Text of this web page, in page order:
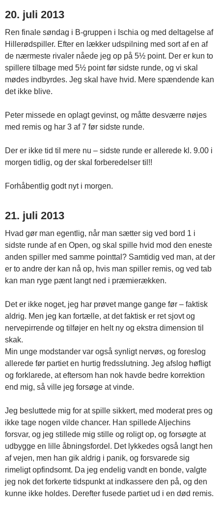
20. juli 2013
Ren finale søndag i B-gruppen i Ischia og med deltagelse af
Hillerødspiller. Efter en lækker udspilning med sort af en af
de nærmeste rivaler nåede jeg op på 5½ point. Der er kun to
spillere tilbage med 5½ point før sidste runde, og vi skal
mødes indbyrdes. Jeg skal have hvid. Mere spændende kan
det ikke blive.
Peter missede en oplagt gevinst, og måtte desværre nøjes
med remis og har 3 af 7 før sidste runde.
Der er ikke tid til mere nu – sidste runde er allerede kl. 9.00 i
morgen tidlig, og der skal forberedelser til!!
Forhåbentlig godt nyt i morgen.
21. juli 2013
Hvad gør man egentlig, når man sætter sig ved bord 1 i
sidste runde af en Open, og skal spille hvid mod den eneste
anden spiller med samme pointtal? Samtidig ved man, at der
er to andre der kan nå op, hvis man spiller remis, og ved tab
kan man ryge pænt langt ned i præmierækken.
Det er ikke noget, jeg har prøvet mange gange før – faktisk
aldrig. Men jeg kan fortælle, at det faktisk er ret sjovt og
nervepirrende og tilføjer en helt ny og ekstra dimension til
skak.
Min unge modstander var også synligt nervøs, og foreslog
allerede før partiet en hurtig fredsslutning. Jeg afslog høfligt
og forklarede, at eftersom han nok havde bedre korrektion
end mig, så ville jeg forsøge at vinde.
Jeg besluttede mig for at spille sikkert, med moderat pres og
ikke tage nogen vilde chancer. Han spillede Aljechins
forsvar, og jeg stillede mig stille og roligt op, og forsøgte at
udbygge en lille åbningsfordel. Det lykkedes også langt hen
af vejen, men han gik aldrig i panik, og forsvarede sig
rimeligt opfindsomt. Da jeg endelig vandt en bonde, valgte
jeg nok det forkerte tidspunkt at indkassere den på, og den
kunne ikke holdes. Derefter fusede partiet ud i en død remis.